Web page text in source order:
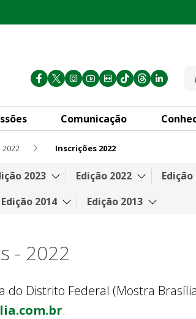
Comunicação
2022 Inscrições 2022
2023 Edição 2022 Edição
Edição 2014 Edição 2013
- 2022
do Distrito Federal (Mostra
.